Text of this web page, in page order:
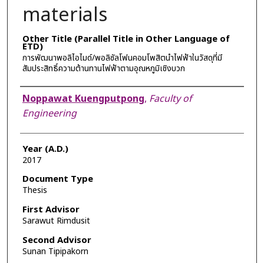
materials
Other Title (Parallel Title in Other Language of
ETD)
การพัฒนาพอลิไอไมด์/พอลิซัลโฟนคอมโพสิตนำไฟฟ้าในวัสดุที่มี
สัมประสิทธิ์ความต้านทานไฟฟ้าตามอุณหภูมิเชิงบวก
Author
Noppawat Kuengputpong, Faculty of
Engineering
Year (A.D.)
2017
Document Type
Thesis
First Advisor
Sarawut Rimdusit
Second Advisor
Sunan Tipipakorn